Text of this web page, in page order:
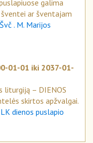
galima
ar šventajam
Švč . M. Marijos
01-01 iki 2037-01-
liturgiją – DIENOS
skirtos apžvalgai.
LK dienos puslapio